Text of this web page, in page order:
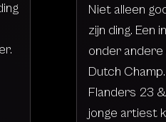
Niet alleen
zijn ding. Een
onder andere
Dutch
Flanders 23
jonge artiest